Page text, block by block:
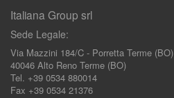
Italiana Group srl
Sede Legale:
Via Mazzini 184/C - Porretta Terme (BO)
40046 Alto Reno Terme (BO)
Tel. +39 0534 880014
Fax +39 0534 21376